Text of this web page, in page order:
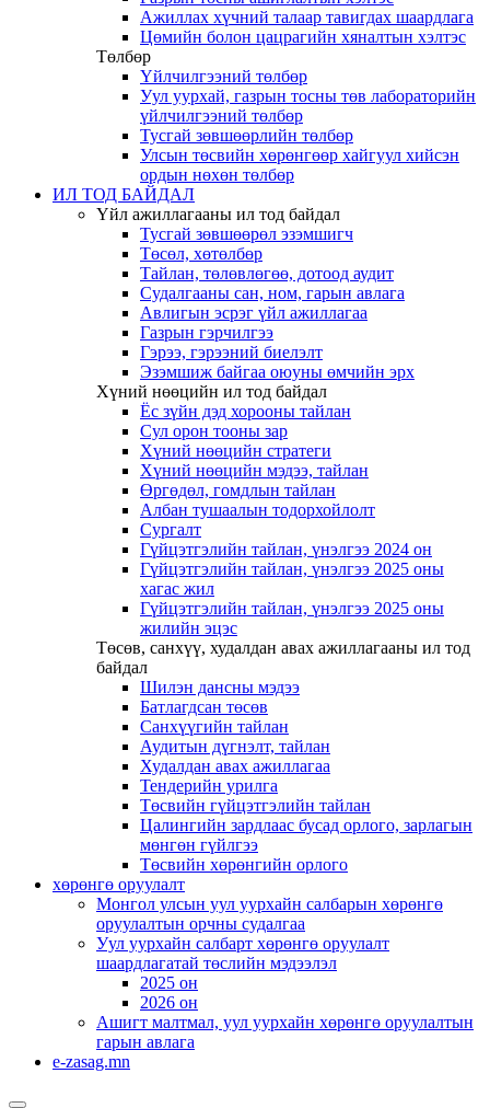
Ажиллах хүчний талаар тавигдах шаардлага
Цөмийн болон цацрагийн хяналтын хэлтэс
Төлбөр
Үйлчилгээний төлбөр
Уул уурхай, газрын тосны төв лабораторийн
үйлчилгээний төлбөр
Тусгай зөвшөөрлийн төлбөр
Улсын төсвийн хөрөнгөөр хайгуул хийсэн
ордын нөхөн төлбөр
ИЛ ТОД БАЙДАЛ
Үйл ажиллагааны ил тод байдал
Тусгай зөвшөөрөл эзэмшигч
Төсөл, хөтөлбөр
Тайлан, төлөвлөгөө, дотоод аудит
Судалгааны сан, ном, гарын авлага
Авлигын эсрэг үйл ажиллагаа
Газрын гэрчилгээ
Гэрээ, гэрээний биелэлт
Эзэмшиж байгаа оюуны өмчийн эрх
Хүний нөөцийн ил тод байдал
Ёс зүйн дэд хорооны тайлан
Сул орон тооны зар
Хүний нөөцийн стратеги
Хүний нөөцийн мэдээ, тайлан
Өргөдөл, гомдлын тайлан
Албан тушаалын тодорхойлолт
Сургалт
Гүйцэтгэлийн тайлан, үнэлгээ 2024 он
Гүйцэтгэлийн тайлан, үнэлгээ 2025 оны
хагас жил
Гүйцэтгэлийн тайлан, үнэлгээ 2025 оны
жилийн эцэс
Төсөв, санхүү, худалдан авах ажиллагааны ил тод
байдал
Шилэн дансны мэдээ
Батлагдсан төсөв
Санхүүгийн тайлан
Аудитын дүгнэлт, тайлан
Худалдан авах ажиллагаа
Тендерийн урилга
Төсвийн гүйцэтгэлийн тайлан
Цалингийн зардлаас бусад орлого, зарлагын
мөнгөн гүйлгээ
Төсвийн хөрөнгийн орлого
хөрөнгө оруулалт
Монгол улсын уул уурхайн салбарын хөрөнгө
оруулалтын орчны судалгаа
Уул уурхайн салбарт хөрөнгө оруулалт
шаардлагатай төслийн мэдээлэл
2025 он
2026 он
Ашигт малтмал, уул уурхайн хөрөнгө оруулалтын
гарын авлага
e-zasag.mn